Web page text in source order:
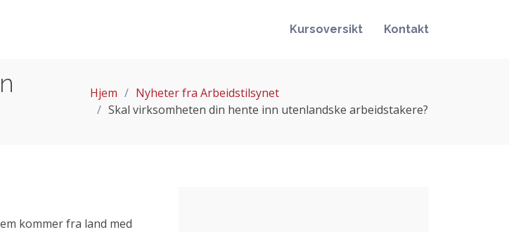
Kursoversikt Kontakt
Hjem
Nyheter fra Arbeidstilsynet
Skal virksomheten din hente inn utenlandske arbeidstakere?
kommer fra land med